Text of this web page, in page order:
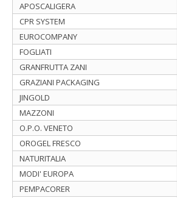
APOSCALIGERA
CPR SYSTEM
EUROCOMPANY
FOGLIATI
GRANFRUTTA ZANI
GRAZIANI PACKAGING
JINGOLD
MAZZONI
O.P.O. VENETO
OROGEL FRESCO
NATURITALIA
MODI' EUROPA
PEMPACORER